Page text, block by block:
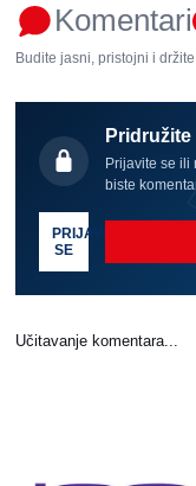
Komentari
Budite jasni, pristojni i
Prijavite se
biste
PRIJAVI
SE
Učitavanje komentara...